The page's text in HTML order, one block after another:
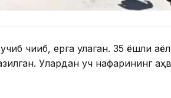
чиқиб, ерга қулаган. 35 ёшли аёл
Улардан уч нафарининг